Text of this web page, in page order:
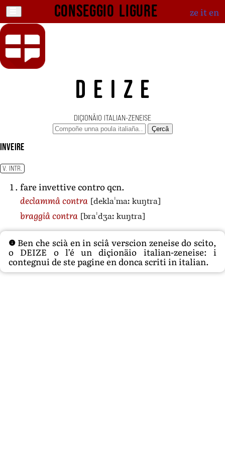
Conseggio ligure ze iten
DEIZE
DIÇIONÄIO ITALIAN-ZENEISE
Çercâ
inveire
V. INTR.
fare invettive contro qcn.
declammâ contra [deklaˈmaː kuŋtra]
braggiâ contra [braˈdʒaː kuŋtra]
Ben che scià en in sciâ verscion zeneise do scito,
o DEIZE o l’é un diçionäio italian-zeneise: i
contegnui de ste pagine en donca scriti in italian.